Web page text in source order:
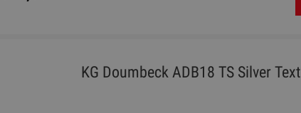
KG Doumbeck ADB18 TS Silver